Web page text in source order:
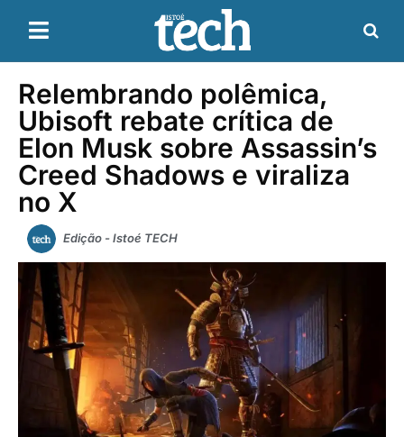
Relembrando polêmica,
Ubisoft rebate crítica de
Elon Musk sobre Assassin’s
Creed Shadows e viraliza
no X
Edição - Istoé TECH